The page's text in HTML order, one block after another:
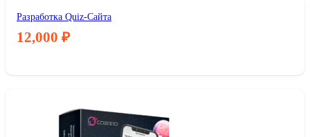
Разработка Quiz-Сайта
12,000 ₽